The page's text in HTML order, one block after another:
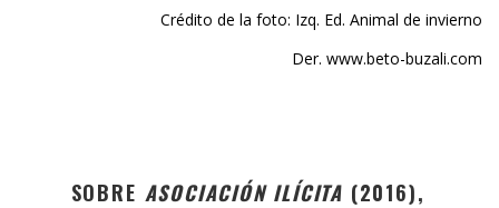
Crédito de la foto: Izq. Ed. Animal de invierno
Der. www.beto-buzali.com
SOBRE ASOCIACIÓN ILÍCITA (2016),